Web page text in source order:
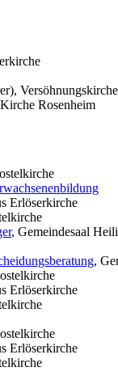
Versöhnungskirche
Rosenheim
Erlöserkirche
, Gemeindesaal
,
Erlöserkirche
Erlöserkirche